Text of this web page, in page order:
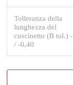
Tolleranza della
lunghezza del
cuscinetto (B tol.)
/ -0,40